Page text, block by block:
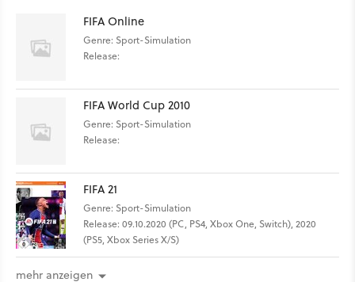
FIFA Online
Genre: Sport-Simulation
Release:
FIFA World Cup 2010
Genre: Sport-Simulation
Release:
FIFA 21
Genre: Sport-Simulation
Release: 09.10.2020 (PC, PS4, Xbox One, Switch), 2020
(PS5, Xbox Series X/S)
mehr anzeigen